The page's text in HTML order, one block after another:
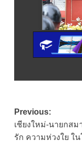
Post
Previous:
เชียงใหม่-นายกส
รัก ความห่วงใย ใ